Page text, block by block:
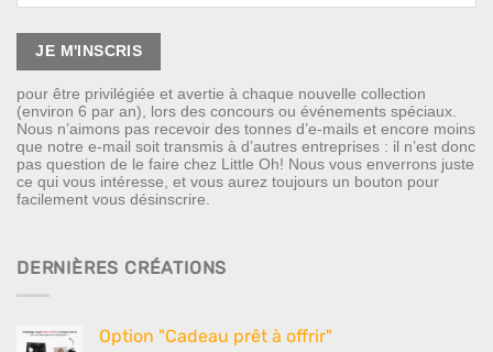
pour être privilégiée et avertie à chaque nouvelle collection
(environ 6 par an), lors des concours ou événements spéciaux.
Nous n’aimons pas recevoir des tonnes d’e-mails et encore moins
que notre e-mail soit transmis à d’autres entreprises : il n’est donc
pas question de le faire chez Little Oh! Nous vous enverrons juste
ce qui vous intéresse, et vous aurez toujours un bouton pour
facilement vous désinscrire.
DERNIÈRES CRÉATIONS
Option "Cadeau prêt à offrir"